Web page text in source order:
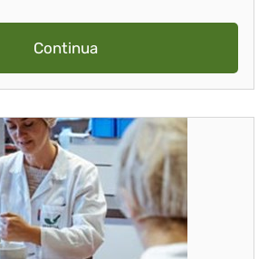
Continua